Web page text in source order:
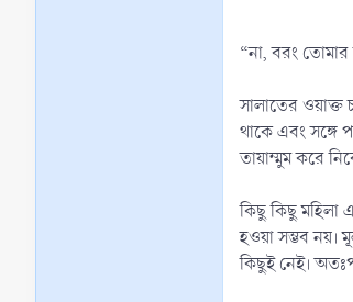
“না, বরং তোমার
সালাতের ওয়াক্ত
থাকে এবং সঙ্গে
তায়াম্মুম করে
কিছু কিছু মহিলা
হওয়া সম্ভব নয়।
কিছুই নেই।